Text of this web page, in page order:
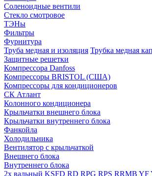
Соленоидные вентили
Стекло смотровое
ТЭНы
Фильтры
Фурнитура
Труба медная и изоляция Трубка медная
Защитные решетки
Компрессора Danfoss
Компрессоры BRISTOL (США)
Компрессоры для кондиционеров
СК Атлант
Колонного кондиционера
Крыльчатки внешнего блока
Крыльчатки внутреннего блока
Фанкойла
Холодильника
Вентилятор с крыльчаткой
Внешнего блока
Внутреннего блока
2х вальный KSFD RD RPG RPS RRMB YF